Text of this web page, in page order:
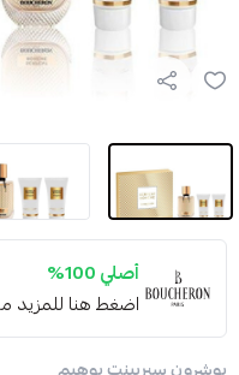
أصلي 100%
اضغط هنا للمزيد